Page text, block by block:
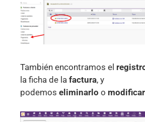
También encontramos el
la ficha de la factura, y
podemos eliminarlo o